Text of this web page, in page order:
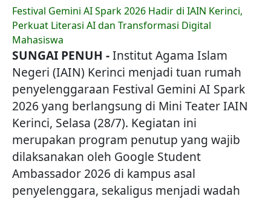
Festival Gemini AI Spark 2026 Hadir di IAIN Kerinci,
Perkuat Literasi AI dan Transformasi Digital
Mahasiswa
SUNGAI PENUH -Institut Agama Islam
Negeri (IAIN) Kerinci menjadi tuan rumah
penyelenggaraan Festival Gemini AI Spark
2026 yang berlangsung di Mini Teater IAIN
Kerinci, Selasa (28/7). Kegiatan ini
merupakan program penutup yang wajib
dilaksanakan oleh Google Student
Ambassador 2026 di kampus asal
penyelenggara, sekaligus menjadi wadah